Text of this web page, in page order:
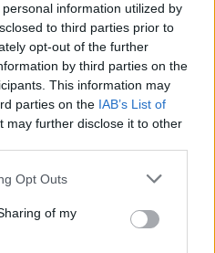
information utilized by
to third parties prior to
opt-out of the further
by third parties on the
This information may
parties on the IAB’s List of
may further disclose it to other
Opt Outs
of my
de Las Palmas de Gran
requisitos legales aplicables,
que la organización
se compromete a proteger el
contaminación, reducir al
y residuos, así como
alcanzables, medibles y
de trabajo seguras y
de lesiones y el deterioro de